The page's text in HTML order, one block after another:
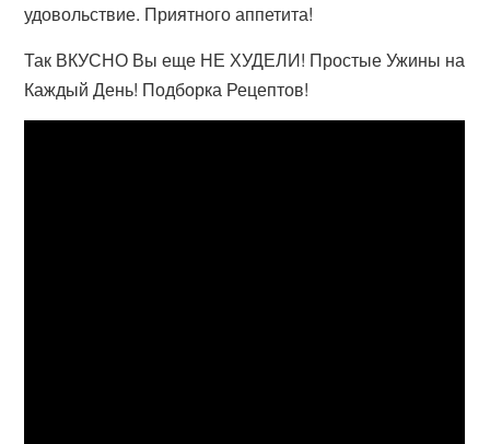
удовольствие. Приятного аппетита!
Так ВКУСНО Вы еще НЕ ХУДЕЛИ! Простые Ужины на
Каждый День! Подборка Рецептов!